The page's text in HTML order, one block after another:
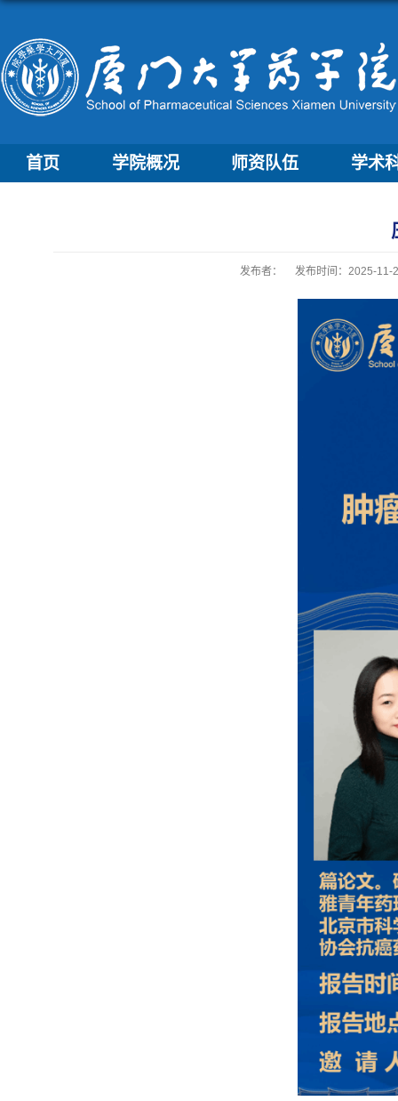
首页 学院概况 师资队伍 学术
发布者： 发布时间：2025-11-